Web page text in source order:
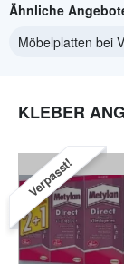
Ähnliche
Möbelplatten bei
KLEBER
Verpasst!